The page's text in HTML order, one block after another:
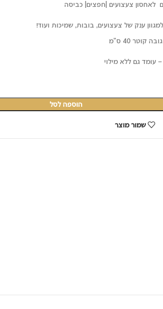
הוא:
₪49.90.
לאחסון צעצועים |חפצים| כביסה
ענק של צעצועים, בובות, שמיכות ועוד!
– עומד גם ללא מילוי
הוספה לסל
שמור מוצר